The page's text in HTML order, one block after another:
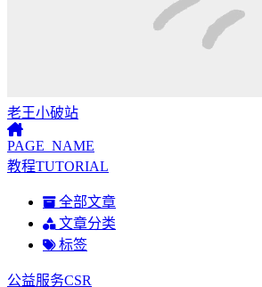
老王小破站
PAGE_NAME
教程TUTORIAL
全部文章
文章分类
标签
公益服务CSR